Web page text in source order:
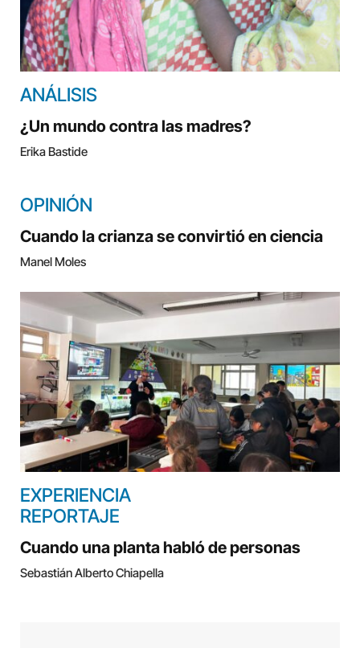
ANÁLISIS
¿Un mundo contra las madres?
Erika Bastide
OPINIÓN
Cuando la crianza se convirtió en ciencia
Manel Moles
EXPERIENCIA
REPORTAJE
Cuando una planta habló de personas
Sebastián Alberto Chiapella